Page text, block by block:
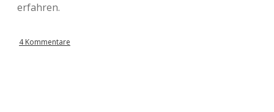
erfahren.
4 Kommentare